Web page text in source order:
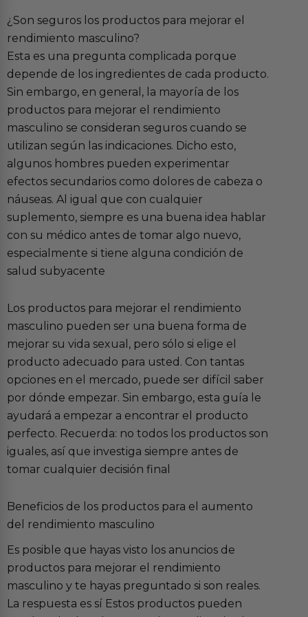
¿Son seguros los productos para mejorar el
rendimiento masculino?
Esta es una pregunta complicada porque
depende de los ingredientes de cada producto.
Sin embargo, en general, la mayoría de los
productos para mejorar el rendimiento
masculino se consideran seguros cuando se
utilizan según las indicaciones. Dicho esto,
algunos hombres pueden experimentar
efectos secundarios como dolores de cabeza o
náuseas. Al igual que con cualquier
suplemento, siempre es una buena idea hablar
con su médico antes de tomar algo nuevo,
especialmente si tiene alguna condición de
salud subyacente
Los productos para mejorar el rendimiento
masculino pueden ser una buena forma de
mejorar su vida sexual, pero sólo si elige el
producto adecuado para usted. Con tantas
opciones en el mercado, puede ser difícil saber
por dónde empezar. Sin embargo, esta guía le
ayudará a empezar a encontrar el producto
perfecto. Recuerda: no todos los productos son
iguales, así que investiga siempre antes de
tomar cualquier decisión final
Beneficios de los productos para el aumento
del rendimiento masculino
Es posible que hayas visto los anuncios de
productos para mejorar el rendimiento
masculino y te hayas preguntado si son reales.
La respuesta es sí Estos productos pueden